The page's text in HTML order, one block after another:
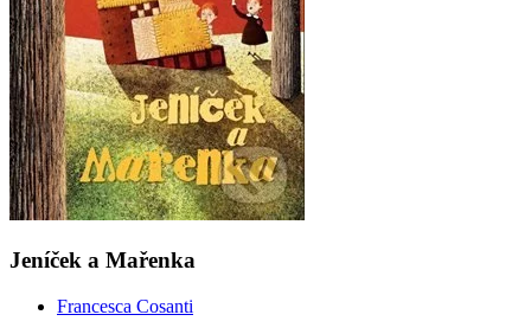
Jeníček a Mařenka
Francesca Cosanti